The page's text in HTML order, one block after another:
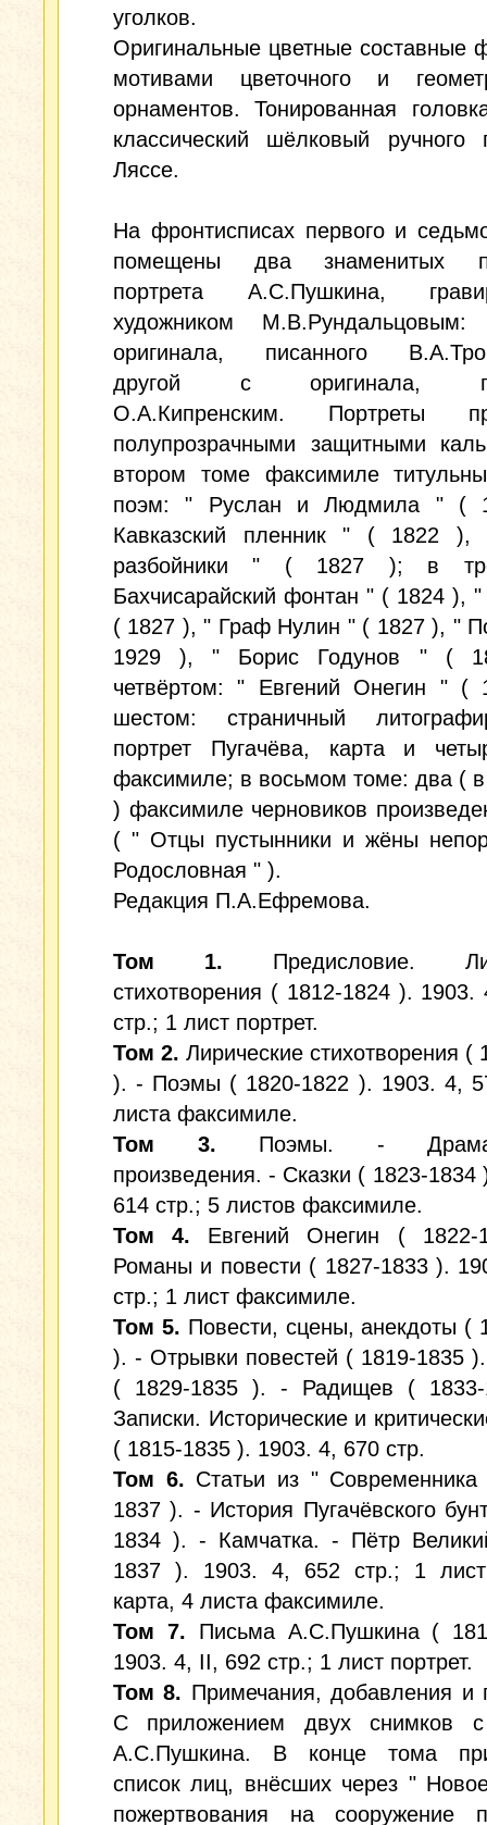
уголков.
Оригинальные цветные составные
мотивами цветочного и
орнаментов. Тонированная
классический шёлковый ручного
Ляссе.
На фронтисписах первого и
помещены два знаменитых
портрета А.С.Пушкина,
художником
оригинала, писанного
другой с оригинала,
О.А.Кипренским. Портреты
полупрозрачными защитными
втором томе факсимиле
поэм: " Руслан и Людмила " (
Кавказский пленник " ( 1822 ),
разбойники " ( 1827 ); в
Бахчисарайский фонтан " ( 1824 ),
( 1827 ), " Граф Нулин " ( 1827 ), "
1929 ), " Борис Годунов " (
четвёртом: " Евгений Онегин " (
шестом: страничный
портрет Пугачёва, карта и
факсимиле; в восьмом томе: два ( в
) факсимиле черновиков
( " Отцы пустынники и жёны
Родословная " ).
Редакция П.А.Ефремова.
Том 1. Предисловие.
стихотворения ( 1812-1824 ).
стр.; 1 лист портрет.
Том 2. Лирические стихотворения (
). - Поэмы ( 1820-1822 ). 1903. 4,
листа факсимиле.
Том 3. Поэмы. -
произведения. - Сказки ( 1823-1834
614 стр.; 5 листов факсимиле.
Том 4. Евгений Онегин (
Романы и повести ( 1827-1833 ).
стр.; 1 лист факсимиле.
Том 5. Повести, сцены, анекдоты (
). - Отрывки повестей ( 1819-1835
( 1829-1835 ). - Радищев (
Записки. Исторические и
( 1815-1835 ). 1903. 4, 670 стр.
Том 6. Статьи из "
1837 ). - История Пугачёвского
1834 ). - Камчатка. - Пётр
1837 ). 1903. 4, 652 стр.; 1 лист
карта, 4 листа факсимиле.
Том 7. Письма А.С.Пушкина (
1903. 4, II, 692 стр.; 1 лист портрет.
Том 8. Примечания, добавления и
С приложением двух снимков с
А.С.Пушкина. В конце тома
список лиц, внёсших через "
пожертвования на сооружение